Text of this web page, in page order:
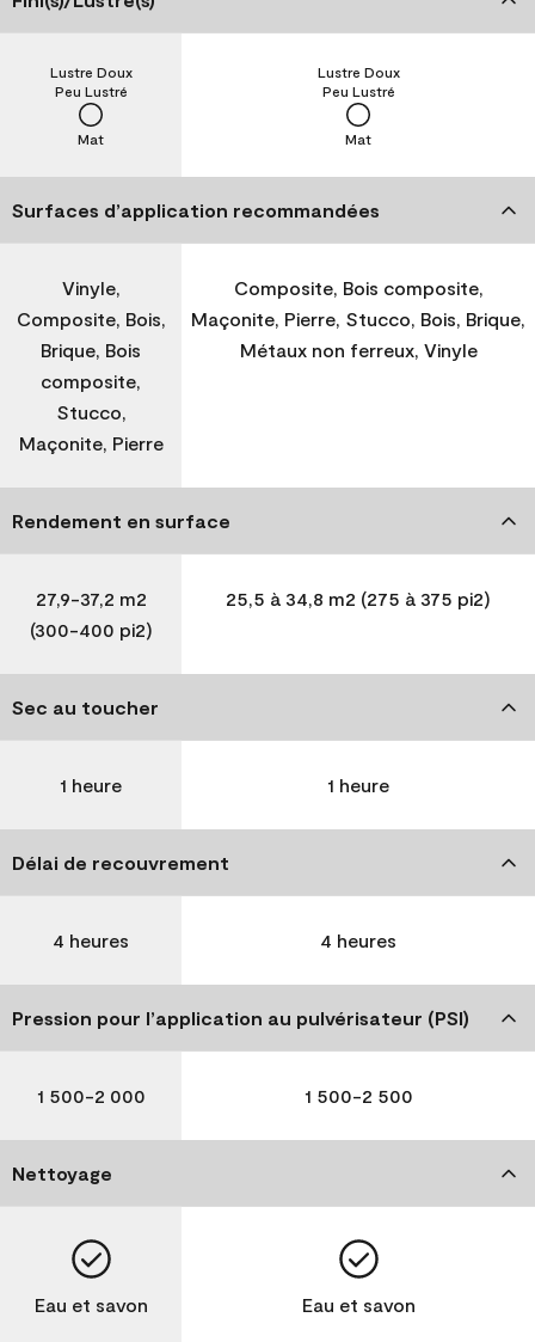
Mat
Peu Lustré
Lustre Doux
Mat
Peu Lustré
Lustre Doux
Surfaces d’application recommandées
Vinyle,
Composite, Bois,
Brique, Bois
composite,
Stucco,
Maçonite, Pierre
Composite, Bois composite,
Maçonite, Pierre, Stucco, Bois, Brique,
Métaux non ferreux, Vinyle
Rendement en surface
27,9-37,2 m2
(300-400 pi2)
25,5 à 34,8 m2 (275 à 375 pi2)
Sec au toucher
1 heure 1 heure
Délai de recouvrement
4 heures 4 heures
Pression pour l’application au pulvérisateur (PSI)
1 500-2 000 1 500-2 500
Nettoyage
Eau et savon Eau et savon